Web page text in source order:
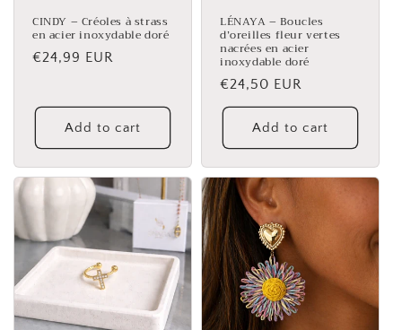
CINDY – Créoles à strass
en acier inoxydable doré
Regular
€24,99 EUR
Add to cart
LÉNAYA – Boucles
d’oreilles fleur vertes
nacrées en acier
inoxydable doré
Regular
price
€24,50 EUR
Add to cart